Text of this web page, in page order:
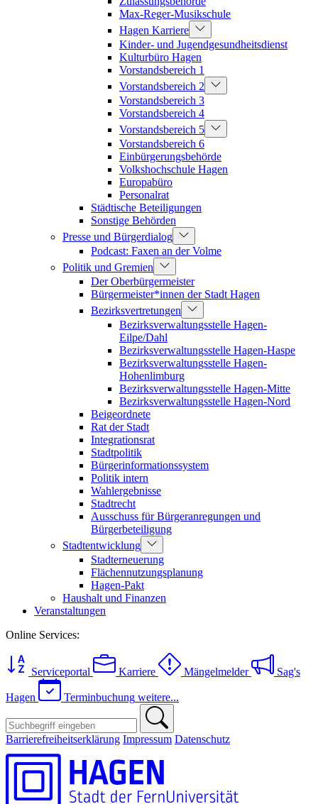
Max-Reger-Musikschule
Hagen Karriere
Kinder- und Jugendgesundheitsdienst
Kulturbüro Hagen
Vorstandsbereich 1
Vorstandsbereich 2
Vorstandsbereich 3
Vorstandsbereich 4
Vorstandsbereich 5
Vorstandsbereich 6
Einbürgerungsbehörde
Volkshochschule Hagen
Europabüro
Personalrat
Städtische Beteiligungen
Sonstige Behörden
Presse und Bürgerdialog
Podcast: Faxen an der Volme
Politik und Gremien
Der Oberbürgermeister
Bürgermeister*innen der Stadt Hagen
Bezirksvertretungen
Bezirksverwaltungsstelle Hagen-
Eilpe/Dahl
Bezirksverwaltungsstelle Hagen-Haspe
Bezirksverwaltungsstelle Hagen-
Hohenlimburg
Bezirksverwaltungsstelle Hagen-Mitte
Bezirksverwaltungsstelle Hagen-Nord
Beigeordnete
Rat der Stadt
Integrationsrat
Stadtpolitik
Bürgerinformationssystem
Politik intern
Wahlergebnisse
Stadtrecht
Ausschuss für Bürgeranregungen und
Bürgerbeteiligung
Stadtentwicklung
Stadterneuerung
Flächennutzungsplanung
Hagen-Pakt
Haushalt und Finanzen
Veranstaltungen
Online Services:
Serviceportal Karriere Mängelmelder Sag's
Hagen Terminbuchung weitere...
Barrierefreiheitserklärung Impressum Datenschutz